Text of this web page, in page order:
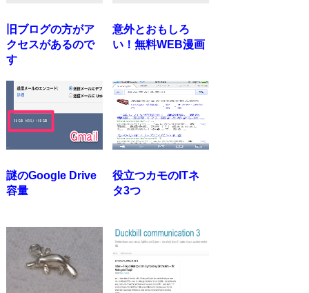
旧ブログの方がア
クセスがあるので
す
意外とおもしろ
い！無料WEB漫画
謎のGoogle Drive
容量
役立つカモのITネ
タ3つ